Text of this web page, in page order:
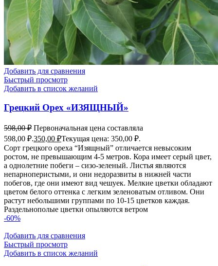
Добавить для сравнения
Быстрый просмотр
Добавить в список желаний
Грецкий Орех «ИЗЯЩНЫЙ»
598,00₽ Первоначальная цена составляла
598,00 ₽.350,00 ₽Текущая цена: 350,00 ₽.
Сорт грецкого ореха “Изящный” отличается невысоким
ростом, не превышающим 4-5 метров. Кора имеет серый цвет,
а однолетние побеги – сизо-зеленый. Листья являются
непарноперистыми, и они недоразвиты в нижней части
побегов, где они имеют вид чешуек. Мелкие цветки обладают
цветом белого оттенка с легким зеленоватым отливом. Они
растут небольшими группами по 10-15 цветков каждая.
Раздельнополые цветки опыляются ветром
-60%
Добавить для сравнения
Быстрый просмотр
Добавить в список желаний